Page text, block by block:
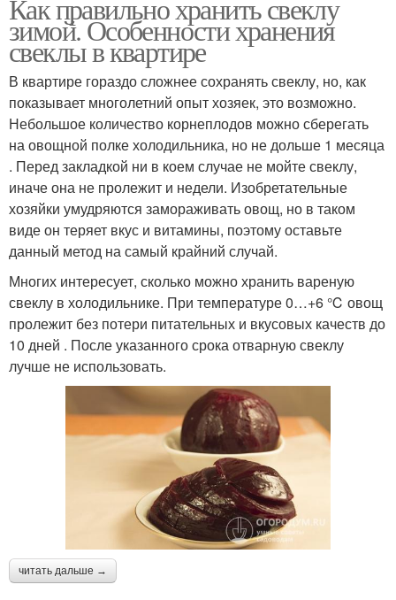
Как правильно хранить свеклу
зимой. Особенности хранения
свеклы в квартире
В квартире гораздо сложнее сохранять свеклу, но, как
показывает многолетний опыт хозяек, это возможно.
Небольшое количество корнеплодов можно сберегать
на овощной полке холодильника, но не дольше 1 месяца
. Перед закладкой ни в коем случае не мойте свеклу,
иначе она не пролежит и недели. Изобретательные
хозяйки умудряются замораживать овощ, но в таком
виде он теряет вкус и витамины, поэтому оставьте
данный метод на самый крайний случай.
Многих интересует, сколько можно хранить вареную
свеклу в холодильнике. При температуре 0…+6 ℃ овощ
пролежит без потери питательных и вкусовых качеств до
10 дней . После указанного срока отварную свеклу
лучше не использовать.
читать дальше →